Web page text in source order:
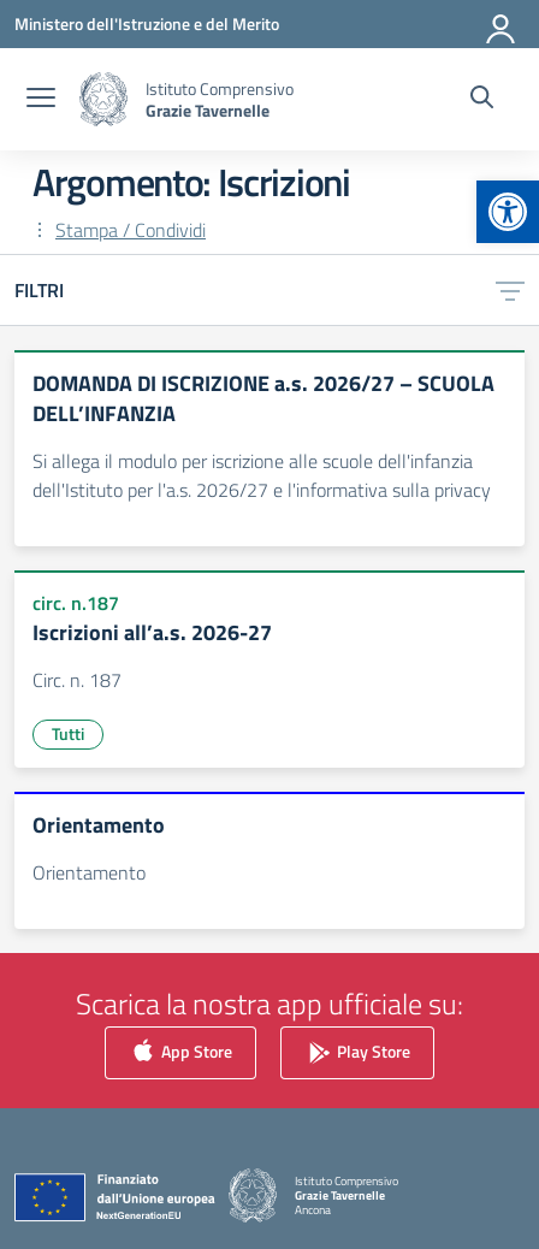
Vai ai contenuti
Vai al menu di navigazione
Vai al footer
Ministero dell'Istruzione e del Merito
Istituto Comprensivo
Grazie Tavernelle
Argomento: Iscrizioni
Stampa / Condividi
FILTRI
DOMANDA DI ISCRIZIONE a.s. 2026/27 – SCUOLA
DELL’INFANZIA
Si allega il modulo per iscrizione alle scuole dell'infanzia
dell'Istituto per l'a.s. 2026/27 e l'informativa sulla privacy
circ. n.187
Iscrizioni all’a.s. 2026-27
Circ. n. 187
Tutti
Orientamento
Orientamento
Scarica la nostra app ufficiale su:
App Store Play Store
Istituto Comprensivo
Grazie Tavernelle
Ancona